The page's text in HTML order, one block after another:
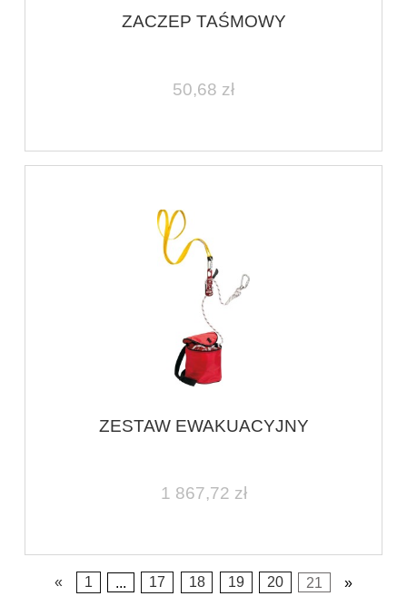
ZACZEP TAŚMOWY
50,68 zł
ZESTAW EWAKUACYJNY
1 867,72 zł
« 1 17 18 19 20 21 »